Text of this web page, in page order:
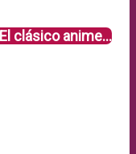
clásico anime…